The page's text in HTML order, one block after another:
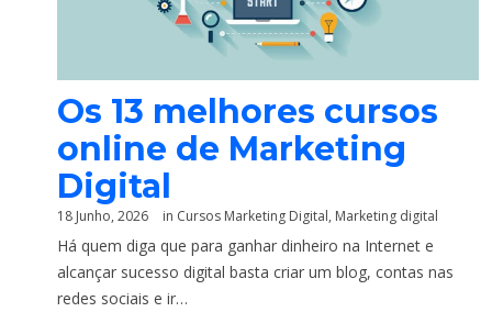
Os 13 melhores cursos
online de Marketing
Digital
18 Junho, 2026 in Cursos Marketing Digital, Marketing digital
Há quem diga que para ganhar dinheiro na Internet e
alcançar sucesso digital basta criar um blog, contas nas
redes sociais e ir…